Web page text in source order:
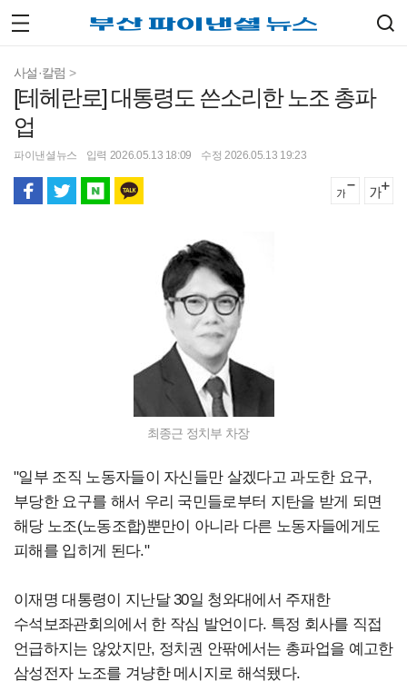
사설·칼럼 >
[테헤란로] 대통령도 쓴소리한 노조 총파
업
파이낸셜뉴스 입력 2026.05.13 18:09 수정 2026.05.13 19:23
최종근 정치부 차장
"일부 조직 노동자들이 자신들만 살겠다고 과도한 요구,
부당한 요구를 해서 우리 국민들로부터 지탄을 받게 되면
해당 노조(노동조합)뿐만이 아니라 다른 노동자들에게도
피해를 입히게 된다."
이재명 대통령이 지난달 30일 청와대에서 주재한
수석보좌관회의에서 한 작심 발언이다. 특정 회사를 직접
언급하지는 않았지만, 정치권 안팎에서는 총파업을 예고한
삼성전자 노조를 겨냥한 메시지로 해석됐다.